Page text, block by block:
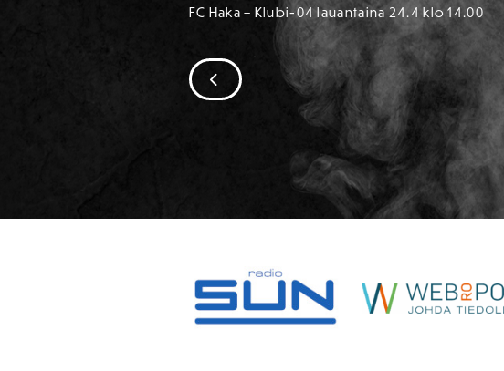
FC Haka – Klubi-04 lauantaina 24.4 klo 14.00
SIIRRY EDELLISEEN